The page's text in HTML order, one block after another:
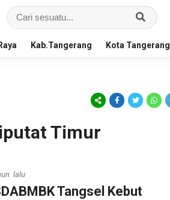
Kab.Tangerang Kota Tangerang
Timur
lalu
Tangsel Kebut